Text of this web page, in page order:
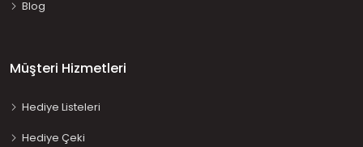
Blog
Müşteri Hizmetleri
Hediye Listeleri
Hediye Çeki